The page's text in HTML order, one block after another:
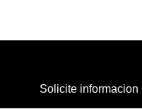
Solicite informacion